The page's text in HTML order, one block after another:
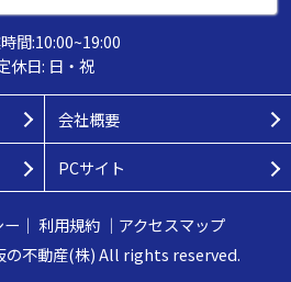
間:10:00~19:00
休日: 日・祝
会社概要
PCサイト
｜ 利用規約｜ アクセスマップ
不動産(株) All rights reserved.